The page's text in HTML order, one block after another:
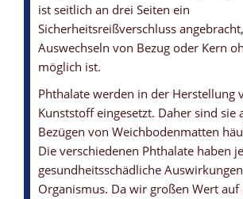
ist seitlich an drei Seiten ein
Sicherheitsreißverschluss
Auswechseln von Bezug oder Kern
möglich ist.
Phthalate werden in der Herstellung
Kunststoff eingesetzt. Daher sind sie
Bezügen von Weichbodenmatten
Die verschiedenen Phthalate haben
gesundheitsschädliche
Organismus. Da wir großen Wert